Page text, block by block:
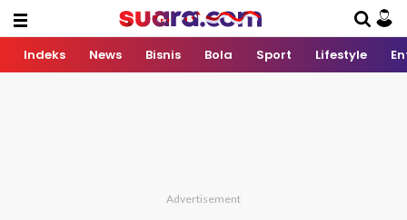
Indeks News Bisnis Bola Sport Lifestyle